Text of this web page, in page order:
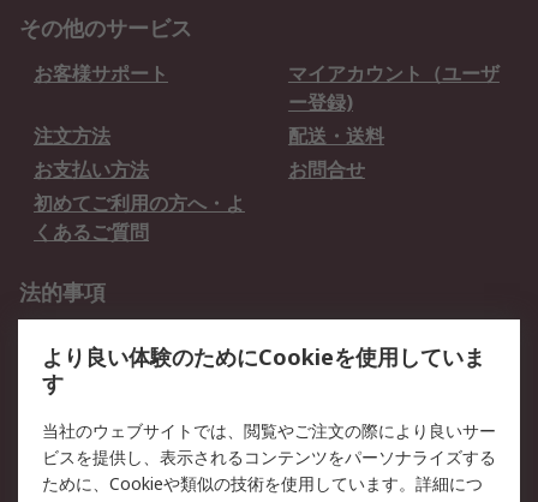
その他のサービス
お客様サポート
マイアカウント（ユーザ
ー登録)
注文方法
配送・送料
お支払い方法
お問合せ
初めてご利用の方へ・よ
くあるご質問
法的事項
クッキーポリシー
RSについて
会社概要
採用情報
より良い体験のためにCookieを使用していま
す
当社のウェブサイトでは、閲覧やご注文の際により良いサー
ビスを提供し、表示されるコンテンツをパーソナライズする
ために、Cookieや類似の技術を使用しています。詳細につ